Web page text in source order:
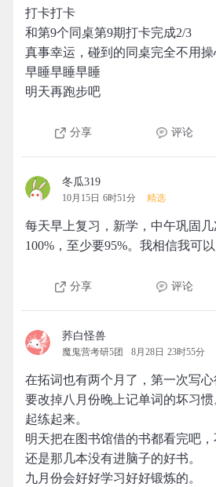
打卡打卡
和第9个同桌第9期打卡完成2/3
真事幸运，碰到的同桌完全不用操
早睡早睡早睡
明天再跑步吧
分享 评论
冬瓜319
10月15日 6时51分 精选
每天早上复习，新学，中午巩固
100%，至少要95%。我相信我可
分享 评论
荞白怪兽
魔鬼营考研5团 8月28日 23时55分
在拓词也有两个月了，第一次写心
要改掉八月份晚上记单词的坏习
起练起来。
明天把在图书馆借的书都看完吧
还是那几本没有进脑子的好书。
九月份会好好学习好好锻炼的。